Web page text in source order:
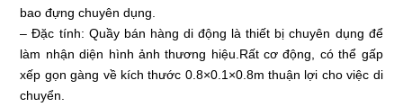
bao đựng chuyên dụng.
– Đặc tính: Quầy bán hàng di động là thiết bị chuyên dụng để
làm nhận diện hình ảnh thương hiệu.Rất cơ động, có thể gấp
xếp gọn gàng về kích thước 0.8×0.1×0.8m thuận lợi cho việc di
chuyển.